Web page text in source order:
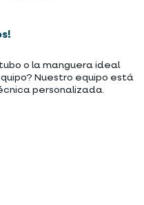
o la manguera ideal
Nuestro equipo está
personalizada.